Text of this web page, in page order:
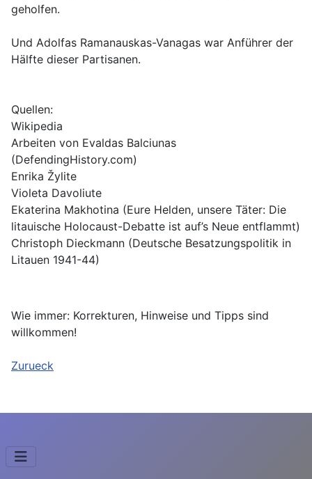
geholfen.
Und Adolfas Ramanauskas-Vanagas war Anführer der
Hälfte dieser Partisanen.
Quellen:
Wikipedia
Arbeiten von Evaldas Balciunas
(DefendingHistory.com)
Enrika Žylite
Violeta Davoliute
Ekaterina Makhotina (Eure Helden, unsere Täter: Die
litauische Holocaust-Debatte ist auf’s Neue entflammt)
Christoph Dieckmann (Deutsche Besatzungspolitik in
Litauen 1941-44)
Wie immer: Korrekturen, Hinweise und Tipps sind
willkommen!
Zurueck